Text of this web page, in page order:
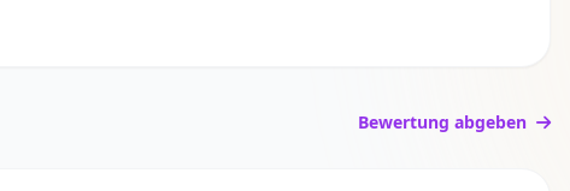
Bewertung abgeben